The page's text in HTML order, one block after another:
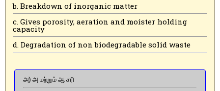
b. Breakdown of inorganic matter
c. Gives porosity, aeration and moister holding
capacity
d. Degradation of non biodegradable solid waste
அ) அ மற்றும் ஆ சரி